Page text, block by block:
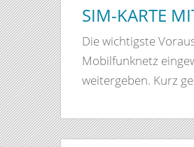
SIM-KARTE
Die wichtigste
Mobilfunknetz
weitergeben. Kurz